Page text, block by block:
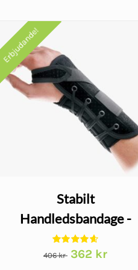
Erbjudande!
Stabilt
Handledsbandage -
Wrist Lacer
406kr Det
362 krDet